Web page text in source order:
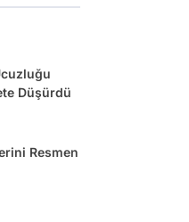
Düşürdü
Resmen